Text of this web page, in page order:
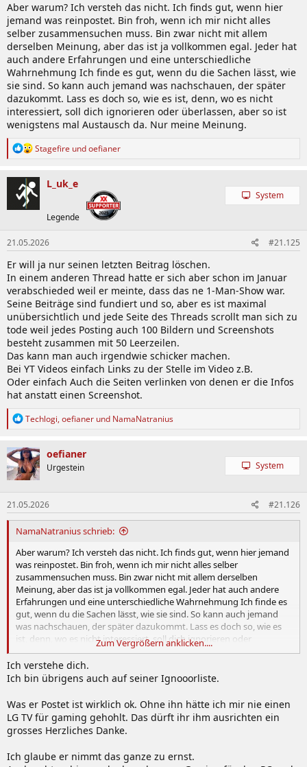
Aber warum? Ich versteh das nicht. Ich finds gut, wenn hier
jemand was reinpostet. Bin froh, wenn ich mir nicht alles
selber zusammensuchen muss. Bin zwar nicht mit allem
derselben Meinung, aber das ist ja vollkommen egal. Jeder hat
auch andere Erfahrungen und eine unterschiedliche
Wahrnehmung Ich finde es gut, wenn du die Sachen lässt, wie
sie sind. So kann auch jemand was nachschauen, der später
dazukommt. Lass es doch so, wie es ist, denn, wo es nicht
interessiert, soll dich ignorieren oder überlassen, aber so ist
wenigstens mal Austausch da. Nur meine Meinung.
R
k
t
o
n
Stagefire undoefianer
L_uk_e
Legende
System
21.05.2026 #21.125
Er will ja nur seinen letzten Beitrag löschen.
In einem anderen Thread hatte er sich aber schon im Januar
verabschieded weil er meinte, dass das ne 1-Man-Show war.
Seine Beiträge sind fundiert und so, aber es ist maximal
unübersichtlich und jede Seite des Threads scrollt man sich zu
tode weil jedes Posting auch 100 Bildern und Screenshots
besteht zusammen mit 50 Leerzeilen.
Das kann man auch irgendwie schicker machen.
Bei YT Videos einfach Links zu der Stelle im Video z.B.
Oder einfach Auch die Seiten verlinken von denen er die Infos
hat anstatt einen Screenshot.
R
k
t
i
o
n
e
n
:
Techlogi, oefianer und NamaNatranius
oefianer
Urgestein System
21.05.2026 #21.126
NamaNatranius schrieb:
Aber warum? Ich versteh das nicht. Ich finds gut, wenn hier jemand
was reinpostet. Bin froh, wenn ich mir nicht alles selber
zusammensuchen muss. Bin zwar nicht mit allem derselben
Meinung, aber das ist ja vollkommen egal. Jeder hat auch andere
Erfahrungen und eine unterschiedliche Wahrnehmung Ich finde es
gut, wenn du die Sachen lässt, wie sie sind. So kann auch jemand
was nachschauen, der später dazukommt. Lass es doch so, wie es
ist, denn, wo es nicht interessiert, soll dich ignorieren oder
überlassen, aber so ist wenigstens mal Austausch da. Nur meine
Meinung.
Zum Vergrößern anklicken....
Ich verstehe dich.
Ich bin übrigens auch auf seiner Ignooorliste.
Was er Postet ist wirklich ok. Ohne ihn hätte ich mir nie einen
LG TV für gaming gehohlt. Das dürft ihr ihm ausrichten ein
grosses Herzliches Danke.
Ich glaube er nimmt das ganze zu ernst.